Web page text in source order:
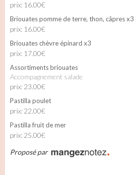
prix: 16.00€
Briouates pomme de terre, thon, câpres x3
prix: 16.00€
Briouates chèvre épinard x3
prix: 17.00€
Assortiments briouates
Accompagnement salade
prix: 23.00€
Pastilla poulet
prix: 22.00€
Pastilla fruit de mer
prix: 25.00€
Proposé par